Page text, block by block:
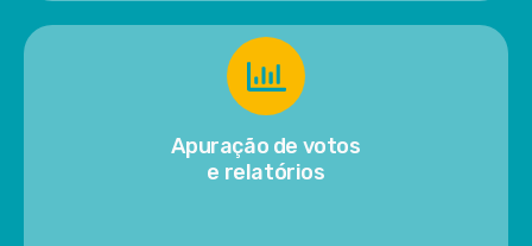
Apuração de votos
e relatórios